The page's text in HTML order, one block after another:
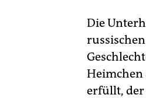
Die
Heimchen
erfüllt, der